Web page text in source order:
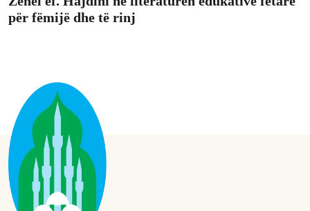
për fëmijë dhe të rinj